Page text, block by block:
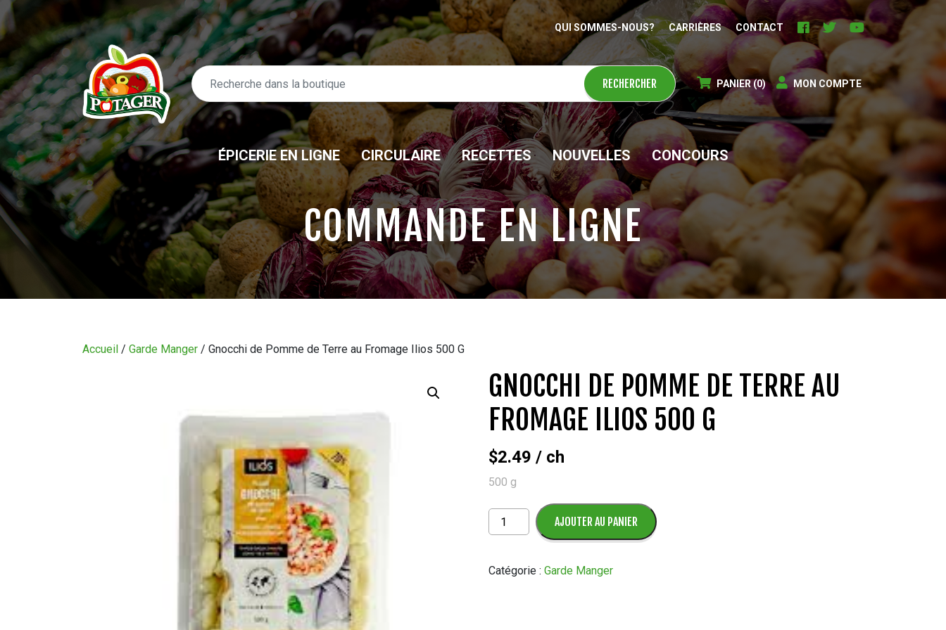
QUI SOMMES-NOUS? CARRIÈRES CONTACT
PANIER (0) MON COMPTE
ÉPICERIE EN LIGNE CIRCULAIRE RECETTES NOUVELLES CONCOURS
COMMANDE EN LIGNE
Accueil / Garde Manger / Gnocchi de Pomme de Terre au Fromage Ilios 500 G
GNOCCHI DE POMME DE TERRE AU
FROMAGE ILIOS 500 G
$2.49 / ch
500 g
quantité
de
de
AJOUTER AU PANIER
Catégorie :Garde Manger